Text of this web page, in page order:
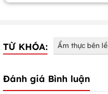
TỪ KHÓA: Ẩm thực bên lề
Đánh giá Bình luận